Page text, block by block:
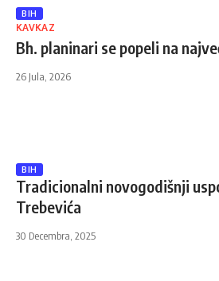
BIH
KAVKAZ
Bh. planinari se popeli na
26 Jula, 2026
BIH
Tradicionalni novogodišnji
Trebevića
30 Decembra, 2025